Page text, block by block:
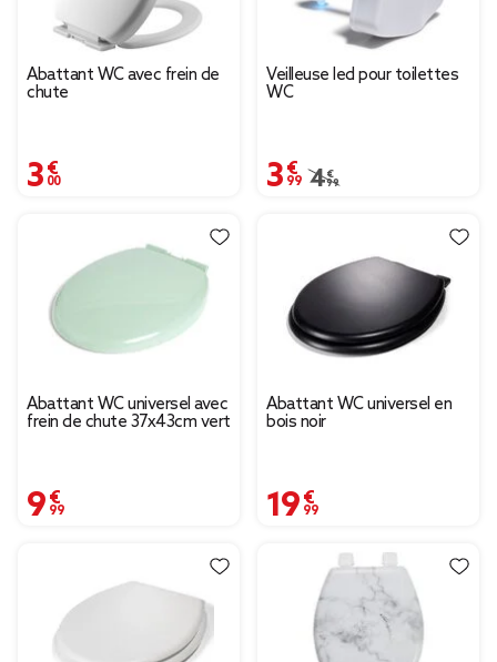
Abattant WC avec frein de
chute
3,00 €
Veilleuse led pour toilettes
WC
3,99 €
Prix remisé de 4,99 €
4,99 €
Abattant WC universel avec
frein de chute 37x43cm vert
9,99 €
Abattant WC universel en
bois noir
19,99 €